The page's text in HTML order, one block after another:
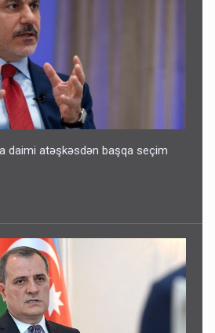
daimi atəşkəsdən başqa seçim